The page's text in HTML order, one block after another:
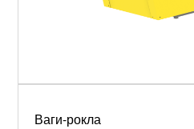
Ваги-рокла